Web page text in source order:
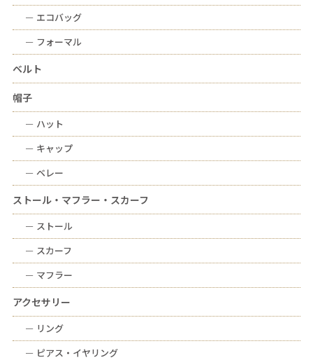
ー エコバッグ
ー フォーマル
ベルト
帽子
ー ハット
ー キャップ
ー ベレー
ストール・マフラー・スカーフ
ー ストール
ー スカーフ
ー マフラー
アクセサリー
ー リング
ー ピアス・イヤリング